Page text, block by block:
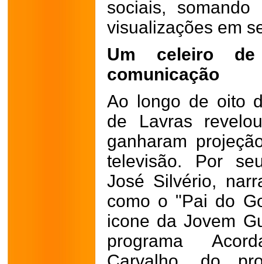
sociais,
visualizações em
Um celeiro
comunicação
Ao longo de oito
de Lavras
ganharam
televisão. Por
José Silvério,
como o "Pai do
icone da Jovem
programa